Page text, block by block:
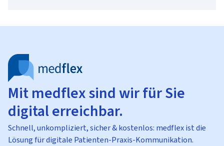
Mit medflex sind wir für Sie
digital erreichbar.
Schnell, unkompliziert, sicher & kostenlos: medflex ist die
Lösung für digitale Patienten-Praxis-Kommunikation.